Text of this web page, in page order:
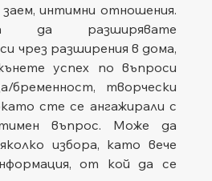
заем, интимни отношения.
да разширявате
чрез разширения в дома,
успех по въпроси
бременност, творчески
сте се ангажирали с
въпрос. Може да
избора, като вече
от кой да се